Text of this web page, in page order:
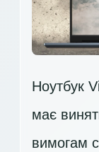
Ноутбук
має
вимогам